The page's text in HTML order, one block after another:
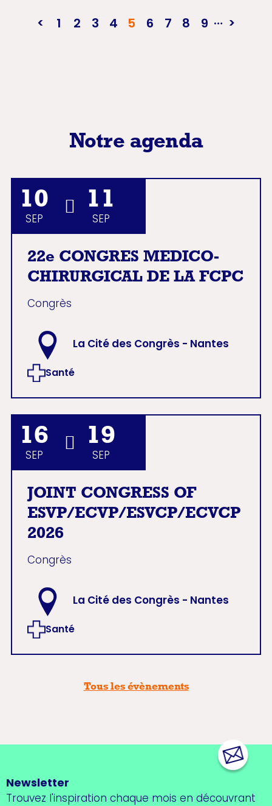
Pagination
Page
1
Page
2
Page
3
Page
4
Page courante
5
Page
6
Page
7
Page
8
Page
9 …
Notre agenda
11
SEP
10
SEP
22e CONGRES MEDICO-
CHIRURGICAL DE LA FCPC
Congrès
La Cité des Congrès - Nantes
Santé
19
SEP
16
SEP
JOINT CONGRESS OF
ESVP/ECVP/ESVCP/ECVCP
2026
Congrès
La Cité des Congrès - Nantes
Santé
Tous les évènements
Newsletter
Trouvez l'inspiration chaque mois en découvrant